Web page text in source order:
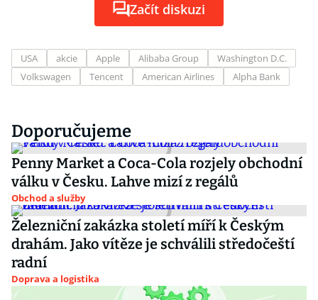
Začít diskuzi
USA akcie Apple Alibaba Group
Washington D.C.
Volkswagen
Tencent American Airlines Alpha Bank
Doporučujeme
Penny Market a Coca-Cola rozjely obchodní
válku v Česku. Lahve mizí z regálů
Obchod a služby
Železniční zakázka století míří k Českým
drahám. Jako vítěze je schválili středočeští
radní
Doprava a logistika